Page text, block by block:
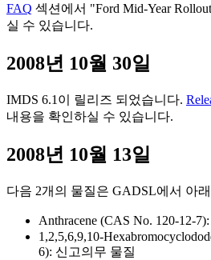
FAQ 섹션에서 "Ford Mid-Year
실 수 있습니다.
2008년 10월 30일
IMDS 6.1이 릴리즈 되었습니다.
내용을 확인하실 수 있습니다.
2008년 10월 13일
다음 2개의 물질은 GADSL에서 아
Anthracene (CAS No. 120-12-
1,2,5,6,9,10-
6): 신고의무 물질